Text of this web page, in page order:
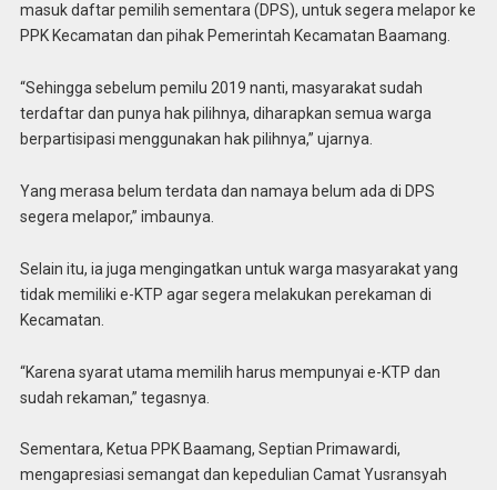
masuk daftar pemilih sementara (DPS), untuk segera melapor ke
PPK Kecamatan dan pihak Pemerintah Kecamatan Baamang.
“Sehingga sebelum pemilu 2019 nanti, masyarakat sudah
terdaftar dan punya hak pilihnya, diharapkan semua warga
berpartisipasi menggunakan hak pilihnya,” ujarnya.
Yang merasa belum terdata dan namaya belum ada di DPS
segera melapor,” imbaunya.
Selain itu, ia juga mengingatkan untuk warga masyarakat yang
tidak memiliki e-KTP agar segera melakukan perekaman di
Kecamatan.
“Karena syarat utama memilih harus mempunyai e-KTP dan
sudah rekaman,” tegasnya.
Sementara, Ketua PPK Baamang, Septian Primawardi,
mengapresiasi semangat dan kepedulian Camat Yusransyah